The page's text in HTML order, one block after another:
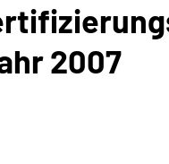
2007